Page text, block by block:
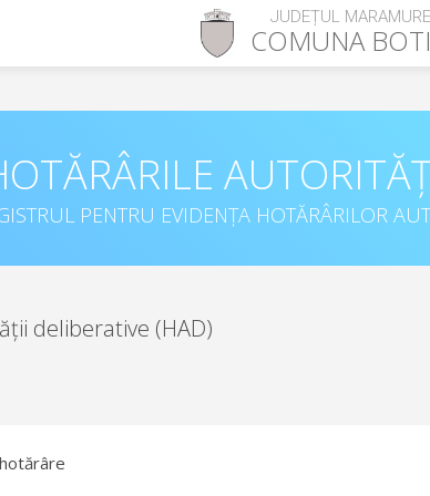
JUDEȚUL
COMUNA
PENTRU EVIDENȚA HOTĂRÂRILOR
deliberative (HAD)